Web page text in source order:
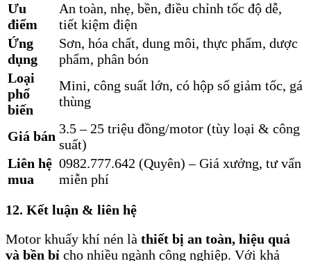
Ưu
điểm
An toàn, nhẹ, bền, điều chỉnh tốc độ dễ,
tiết kiệm điện
Ứng
dụng
Sơn, hóa chất, dung môi, thực phẩm, dược
phẩm, phân bón
Loại
phổ
biến
Mini, công suất lớn, có hộp số giảm tốc, gá
thùng
Giá bán 3.5 – 25 triệu đồng/motor (tùy loại & công
suất)
Liên hệ
mua
0982.777.642 (Quyên) – Giá xưởng, tư vấn
miễn phí
12. Kết luận & liên hệ
Motor khuấy khí nén là thiết bị an toàn, hiệu quả
và bền bỉ cho nhiều ngành công nghiệp. Với khả